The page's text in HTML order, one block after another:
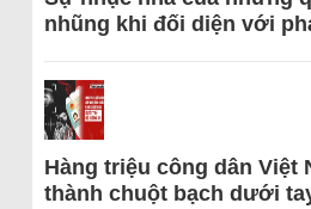
nhũng khi đối diện với
Hàng triệu công dân Việt
thành chuột bạch dưới